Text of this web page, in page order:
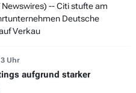
-- Citi stufte am
Deutsche
Verkau
Uhr
aufgrund starker